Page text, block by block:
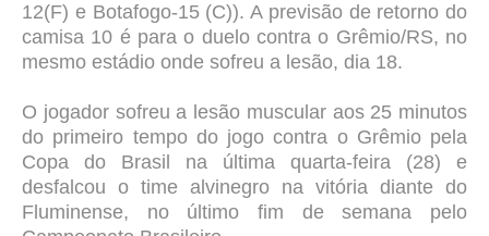
12(F) e Botafogo-15 (C)). A previsão de retorno do
camisa 10 é para o duelo contra o Grêmio/RS, no
mesmo estádio onde sofreu a lesão, dia 18.
O jogador sofreu a lesão muscular aos 25 minutos
do primeiro tempo do jogo contra o Grêmio pela
Copa do Brasil na última quarta-feira (28) e
desfalcou o time alvinegro na vitória diante do
Fluminense, no último fim de semana pelo